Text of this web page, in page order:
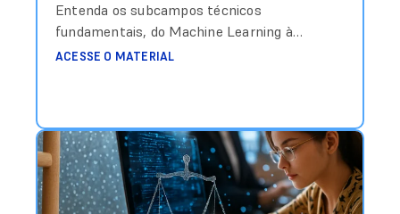
moldam o mercado
Entenda os subcampos técnicos
fundamentais, do Machine Learning à
Robótica, e como eles sustentam as
diferentes disciplinas que compõem o
‘guarda-chuva’ da IA. Cada subcampo possui
lógicas, capacidades e limitações distintas,
sendo aplicados de forma estratégica
ACESSE O MATERIAL